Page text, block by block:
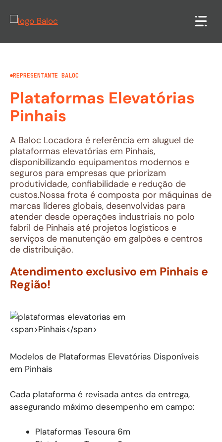
para
conteúdo
REPRESENTANTE BALOC
Plataformas Elevatórias
Pinhais
A Baloc Locadora é referência em aluguel de
plataformas elevatórias em Pinhais,
disponibilizando equipamentos modernos e
seguros para empresas que priorizam
produtividade, confiabilidade e redução de
custos.Nossa frota é composta por máquinas de
marcas líderes globais, desenvolvidas para
atender desde operações industriais no polo
fabril de Pinhais até projetos logísticos e
serviços de manutenção em galpões e centros
de distribuição.
Atendimento exclusivo em Pinhais e
Região!
Modelos de Plataformas Elevatórias Disponíveis
em Pinhais
Cada plataforma é revisada antes da entrega,
assegurando máximo desempenho em campo:
Plataformas Tesoura 6m